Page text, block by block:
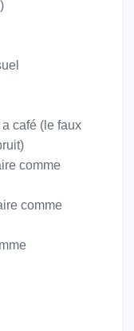
café (le faux
comme
comme